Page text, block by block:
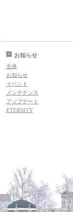
お知らせ
全体
お知らせ
イベント
メンテナンス
アップデート
ETERNITY